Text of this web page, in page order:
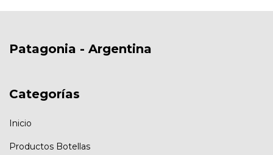
Patagonia - Argentina
Categorías
Inicio
Productos Botellas